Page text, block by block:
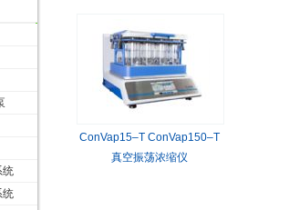
统
统
ConVap15–T ConVap150–T
真空振荡浓缩仪